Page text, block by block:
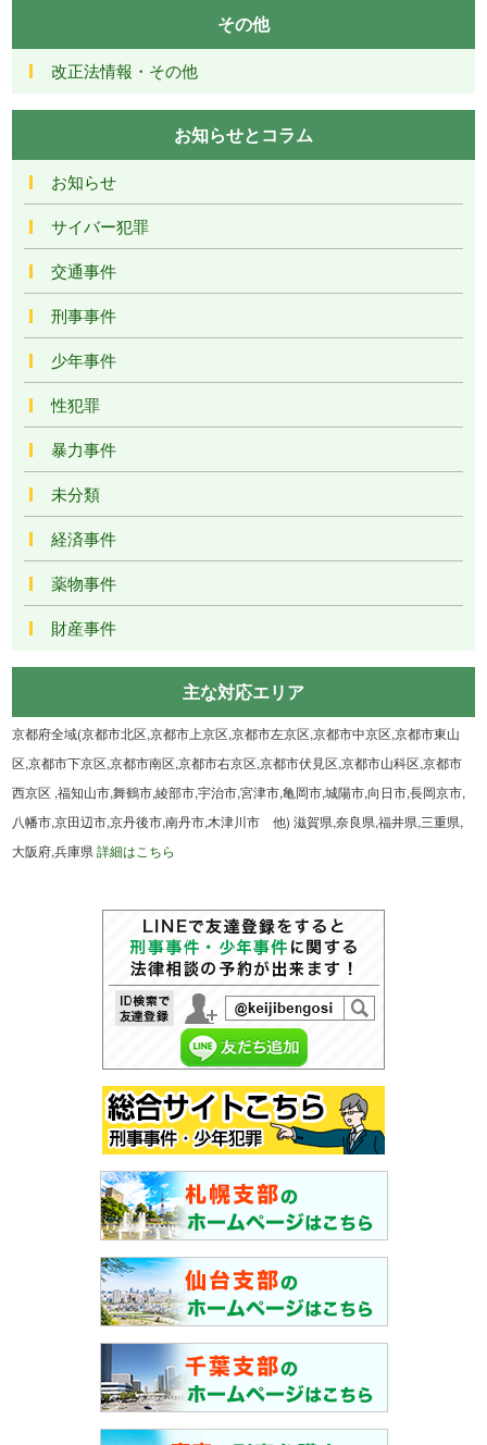
その他
改正法情報・その他
お知らせとコラム
お知らせ
サイバー犯罪
交通事件
刑事事件
少年事件
性犯罪
暴力事件
未分類
経済事件
薬物事件
財産事件
主な対応エリア
京都府全域(京都市北区,京都市上京区,京都市左京区,京都市中京区,京都市東山
区,京都市下京区,京都市南区,京都市右京区,京都市伏見区,京都市山科区,京都市
西京区 ,福知山市,舞鶴市,綾部市,宇治市,宮津市,亀岡市,城陽市,向日市,長岡京市,
八幡市,京田辺市,京丹後市,南丹市,木津川市 他) 滋賀県,奈良県,福井県,三重県,
大阪府,兵庫県詳細はこちら